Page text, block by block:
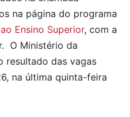
na página do programa
Ensino Superior, com a
O Ministério da
resultado das vagas
na última quinta-feira